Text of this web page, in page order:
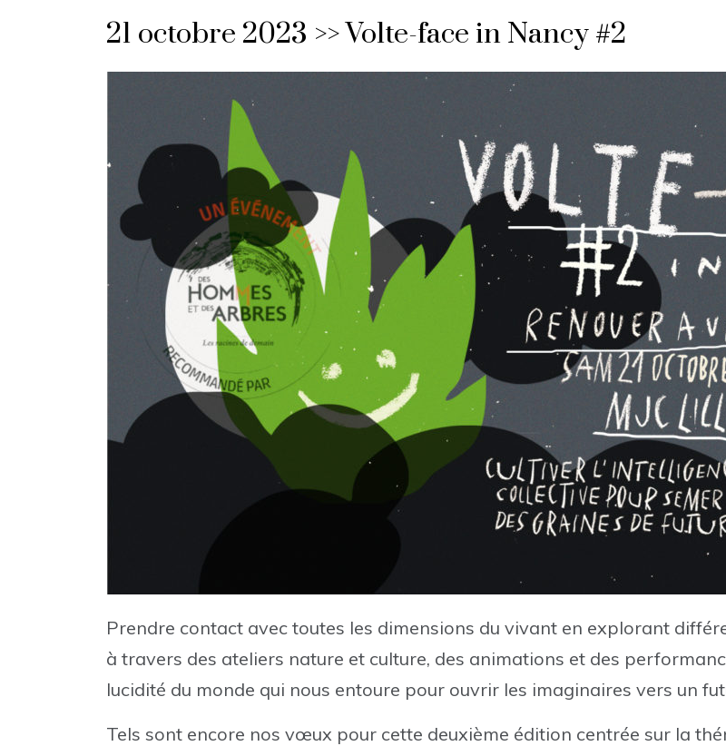
21 octobre 2023 >> Volte-face in Nancy #2
Prendre contact avec toutes les dimensions du vivant en explorant
à travers des ateliers nature et culture, des animations et des
lucidité du monde qui nous entoure pour ouvrir les imaginaires vers un
Tels sont encore nos vœux pour cette deuxième édition centrée sur la